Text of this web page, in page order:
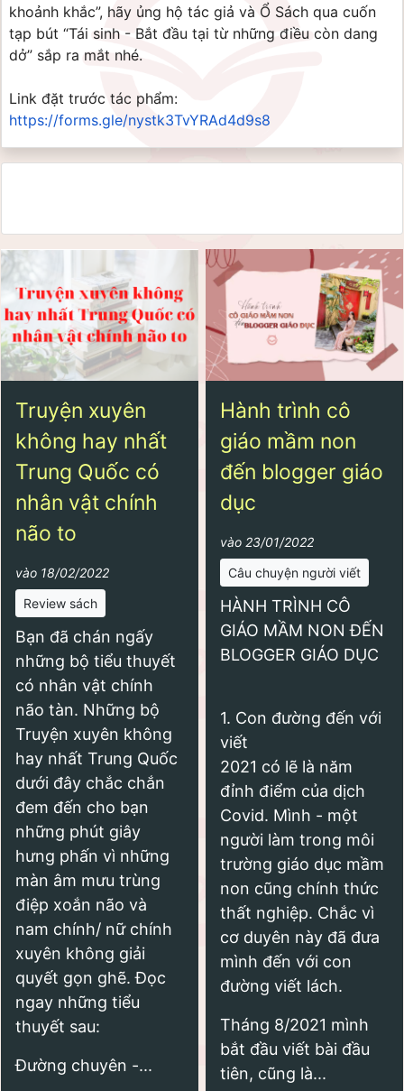
khoảnh khắc”, hãy ủng hộ tác giả và Ổ Sách qua cuốn
tạp bút “Tái sinh - Bắt đầu tại từ những điều còn dang
dở” sắp ra mắt nhé.
https://forms.gle/nystk3TvYRAd4d9s8
Truyện xuyên
không hay nhất
Trung Quốc có
nhân vật chính
não to
vào 18/02/2022
Review sách
Bạn đã chán ngấy
những bộ tiểu thuyết
có nhân vật chính
não tàn. Những bộ
Truyện xuyên không
hay nhất Trung Quốc
dưới đây chắc chắn
đem đến cho bạn
những phút giây
hưng phấn vì những
màn âm mưu trùng
điệp xoắn não và
nam chính/ nữ chính
xuyên không giải
quyết gọn ghẽ. Đọc
ngay những tiểu
thuyết sau:
Đường chuyên -...
Hành trình cô
giáo mầm non
đến blogger giáo
dục
vào 23/01/2022
Câu chuyện người viết
HÀNH TRÌNH CÔ
GIÁO MẦM NON ĐẾN
BLOGGER GIÁO DỤC
1. Con đường đến với
viết
2021 có lẽ là năm
đỉnh điểm của dịch
Covid. Mình - một
người làm trong môi
trường giáo dục mầm
non cũng chính thức
thất nghiệp. Chắc vì
cơ duyên này đã đưa
mình đến với con
đường viết lách.
Tháng 8/2021 mình
bắt đầu viết bài đầu
tiên, cũng là...